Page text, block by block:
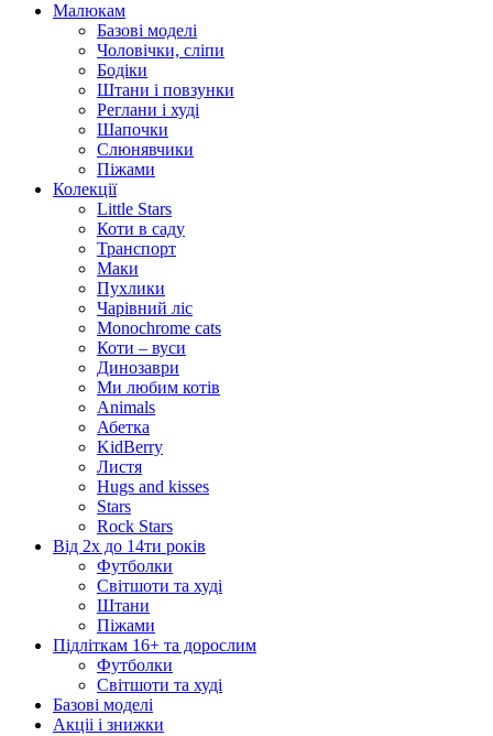
Малюкам
Базові моделі
Чоловічки, сліпи
Бодіки
Штани і повзунки
Реглани і худі
Шапочки
Слюнявчики
Піжами
Колекції
Little Stars
Коти в саду
Транспорт
Маки
Пухлики
Чарівний ліс
Monochrome cats
Коти – вуси
Динозаври
Ми любим котів
Animals
Абетка
KidBerry
Листя
Hugs and kisses
Stars
Rock Stars
Від 2х до 14ти років
Футболки
Світшоти та худі
Штани
Піжами
Підліткам 16+ та дорослим
Футболки
Світшоти та худі
Базові моделі
Акціі і знижки